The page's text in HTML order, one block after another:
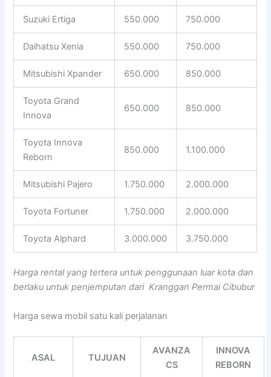
Suzuki Ertiga 550.000 750.000
Daihatsu Xenia 550.000 750.000
Mitsubishi Xpander 650.000 850.000
Toyota Grand
Innova
650.000 850.000
Toyota Innova
Reborn
850.000 1.100.000
Mitsubishi Pajero 1.750.000 2.000.000
Toyota Fortuner 1.750.000 2.000.000
Toyota Alphard 3.000.000 3.750.000
Harga rental yang tertera untuk penggunaan luar kota dan
berlaku untuk penjemputan dari Kranggan Permai Cibubur
Harga sewa mobil satu kali perjalanan
ASAL TUJUAN
AVANZA
CS
INNOVA
REBORN